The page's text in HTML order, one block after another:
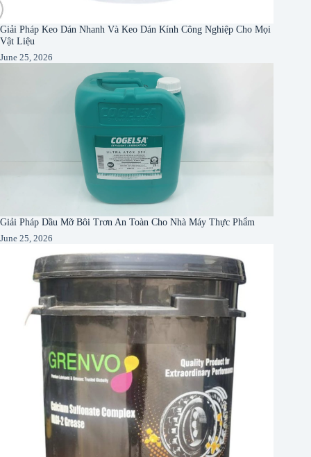
Giải Pháp Keo Dán Nhanh Và Keo Dán Kính Công Nghiệp Cho Mọi
Vật Liệu
June 25, 2026
Giải Pháp Dầu Mỡ Bôi Trơn An Toàn Cho Nhà Máy Thực Phẩm
June 25, 2026